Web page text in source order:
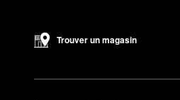
Trouver un magasin